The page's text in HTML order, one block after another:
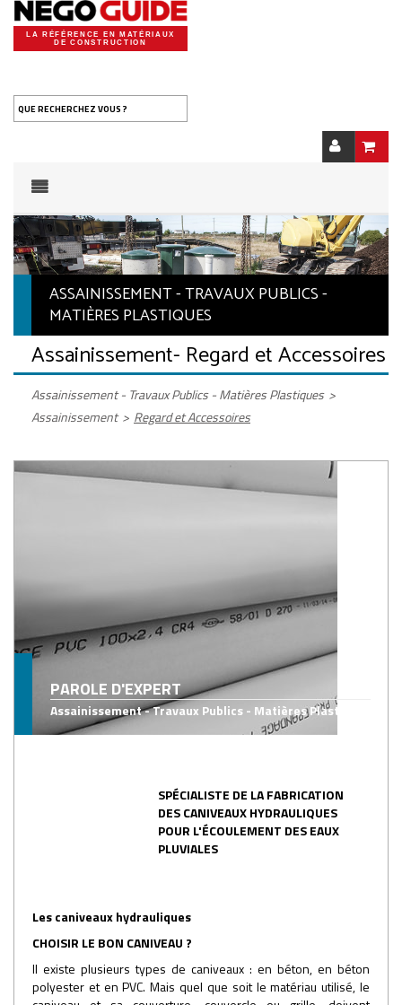
LA RÉFÉRENCE EN MATÉRIAUX
DE CONSTRUCTION
QUE RECHERCHEZ VOUS ?
ASSAINISSEMENT - TRAVAUX PUBLICS -
MATIÈRES PLASTIQUES
Assainissement- Regard et Accessoires
Assainissement - Travaux Publics - Matières Plastiques >
Assainissement > Regard et Accessoires
PAROLE D'EXPERT
Assainissement - Travaux Publics - Matières Plastiques
SPÉCIALISTE DE LA FABRICATION
DES CANIVEAUX HYDRAULIQUES
POUR L'ÉCOULEMENT DES EAUX
PLUVIALES
Les caniveaux hydrauliques
CHOISIR LE BON CANIVEAU ?
Il existe plusieurs types de caniveaux : en béton, en béton
polyester et en PVC. Mais quel que soit le matériau utilisé, le